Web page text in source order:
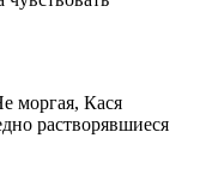
моргая, Кася
растворявшиеся